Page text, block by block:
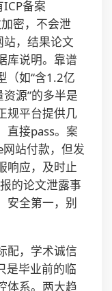
备案
密，不会泄
站，结果论文
库说明。靠谱
（如“含1.2亿
源”的多半是
规平台提供几
直接pass。案
站付款，但发
响应，及时止
的论文泄露事
安全第一，别
配，学术诚信
是毕业前的临
体系。两大趋